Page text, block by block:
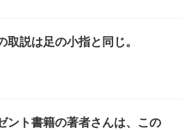
取説は足の小指と同じ。
ント書籍の著者さんは、この